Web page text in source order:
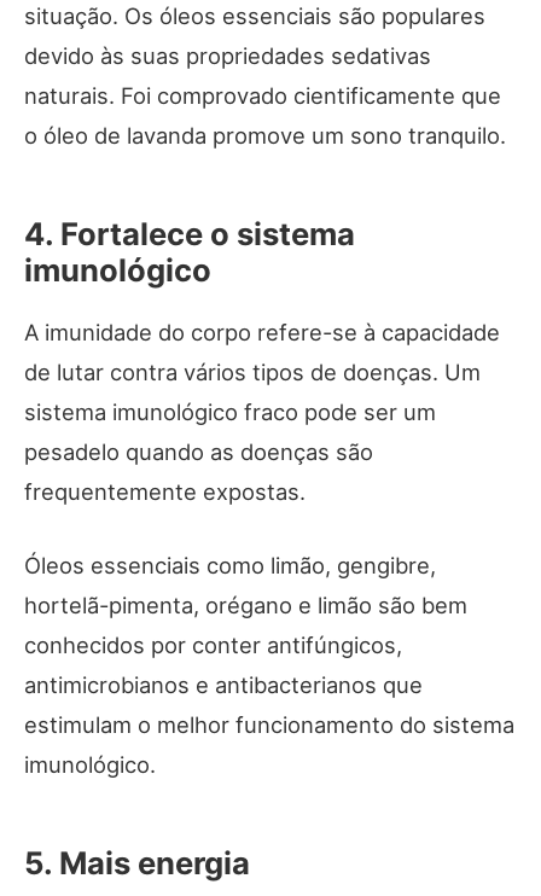
situação. Os óleos essenciais são populares
devido às suas propriedades sedativas
naturais. Foi comprovado cientificamente que
o óleo de lavanda promove um sono tranquilo.
4. Fortalece o sistema
imunológico
A imunidade do corpo refere-se à capacidade
de lutar contra vários tipos de doenças. Um
sistema imunológico fraco pode ser um
pesadelo quando as doenças são
frequentemente expostas.
Óleos essenciais como limão, gengibre,
hortelã-pimenta, orégano e limão são bem
conhecidos por conter antifúngicos,
antimicrobianos e antibacterianos que
estimulam o melhor funcionamento do sistema
imunológico.
5. Mais energia